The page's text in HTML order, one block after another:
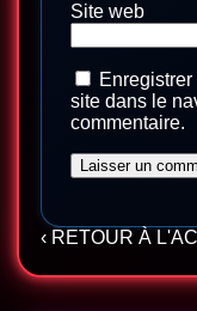
Site web
site dans le
commentaire.
‹ RETOUR À